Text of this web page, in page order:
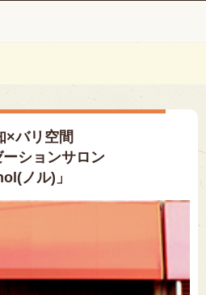
×バリ空間
ーションサロン
ノル)」